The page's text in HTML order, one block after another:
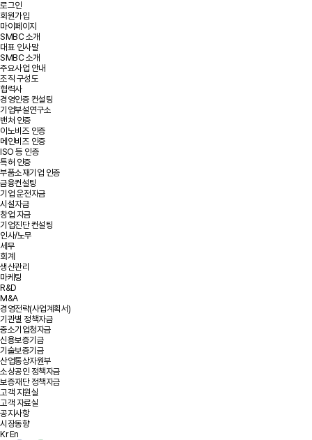
로그인
회원가입
마이페이지
SMBC 소개
대표 인사말
SMBC 소개
주요사업 안내
조직 구성도
협력사
경영인증 컨설팅
기업부설연구소
밴처 인증
이노비즈 인증
메인비즈 인증
ISO 등 인증
특허 인증
부품소재기업 인증
금융컨설팅
기업 운전자금
시설자금
창업 자금
기업진단 컨설팅
인사/노무
세무
회계
생산관리
마케팅
R&D
M&A
경영전략(사업계획서)
기관별 정책자금
중소기업청자금
신용보증기금
기술보증기금
산업통상자원부
소상공인 정책자금
보증재단 정책자금
고객 지원실
고객 자료실
공지사항
시장동향
Kr En